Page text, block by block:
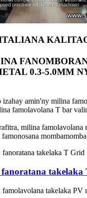
0.3-5.0MM
izahay amin'ny milina
famolavolana T bar
milina famolavolana
takelaka